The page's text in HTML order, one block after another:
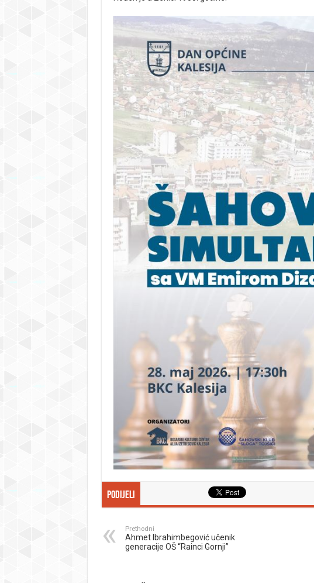
Podijeli
Prethodni
Ahmet Ibrahimbegović učenik
generacije OŠ “Rainci Gornji”